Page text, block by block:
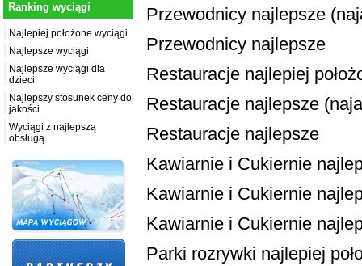
Ranking wyciągi
Najlepiej położone wyciągi
Najlepsze wyciągi
Najlepsze wyciągi dla
dzieci
Najlepszy stosunek ceny do
jakości
Wyciągi z najlepszą
obsługą
Przewodnicy najlepsze
Przewodnicy najlepsze
Restauracje najlepiej
Restauracje najlepsze
Restauracje najlepsze
Kawiarnie i Cukiernie
Kawiarnie i Cukiernie
Kawiarnie i Cukiernie
Parki rozrywki najlepiej